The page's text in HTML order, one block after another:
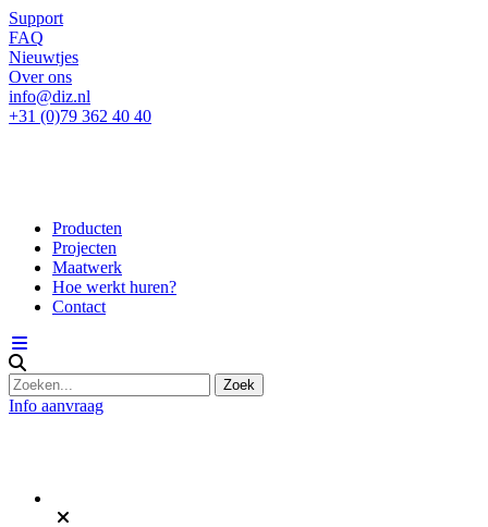
Support
FAQ
Nieuwtjes
Over ons
info@diz.nl
+31 (0)79 362 40 40
Producten
Projecten
Maatwerk
Hoe werkt huren?
Contact
Info aanvraag